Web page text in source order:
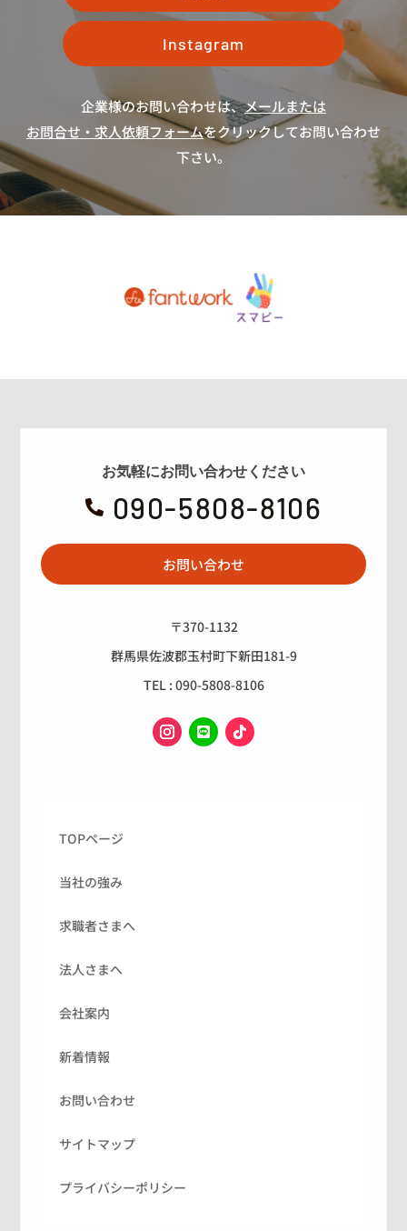
Instagram
企業様のお問い合わせは、メールまたは
お問合せ・求人依頼フォームをクリックしてお問い合わせ
下さい。
お気軽にお問い合わせください
 090-5808-8106
お問い合わせ
〒370-1132
群馬県佐波郡玉村町下新田181-9
TEL : 090-5808-8106
TOPページ
当社の強み
求職者さまへ
法人さまへ
会社案内
新着情報
お問い合わせ
サイトマップ
プライバシーポリシー